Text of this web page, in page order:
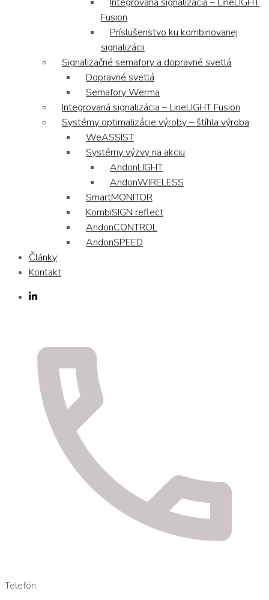
Fusion
Príslušenstvo ku kombinovanej
signalizácii
Signalizačné semafory a dopravné svetlá
Dopravné svetlá
Semafory Werma
Integrovaná signalizácia – LineLIGHT Fusion
Systémy optimalizácie výroby – štíhla výroba
WeASSIST
Systémy výzvy na akciu
AndonLIGHT
AndonWIRELESS
SmartMONITOR
KombiSIGN reflect
AndonCONTROL
AndonSPEED
Články
Kontakt
Telefón